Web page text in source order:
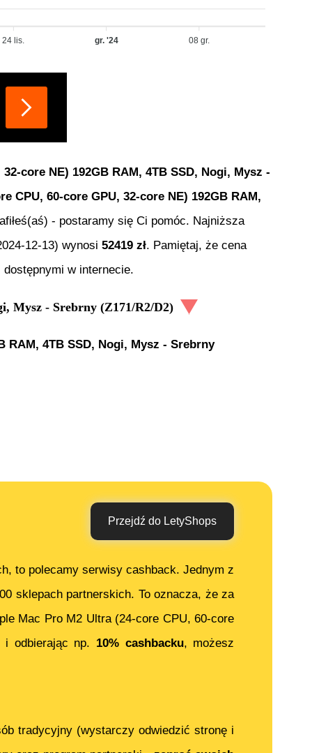
24 lis. gr. '24 08 gr.
core NE) 192GB RAM, 4TB SSD, Nogi, Mysz -
CPU, 60-core GPU, 32-core NE) 192GB RAM,
- postaramy się Ci pomóc. Najniższa
12-13) wynosi 52419 zł. Pamiętaj, że cena
w internecie.
Mysz - Srebrny (Z171/R2/D2)
RAM, 4TB SSD, Nogi, Mysz - Srebrny
Przejdź do LetyShops
to polecamy serwisy cashback. Jednym z
sklepach partnerskich. To oznacza, że za
Mac Pro M2 Ultra (24-core CPU, 60-core
i odbierając np. 10% cashbacku, możesz
tradycyjny (wystarczy odwiedzić stronę i